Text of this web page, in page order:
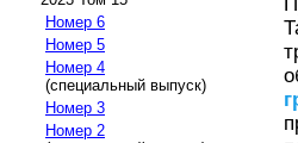
Номер 6
Номер 5
Номер 4
(специальный выпуск)
Номер 3
Номер 2